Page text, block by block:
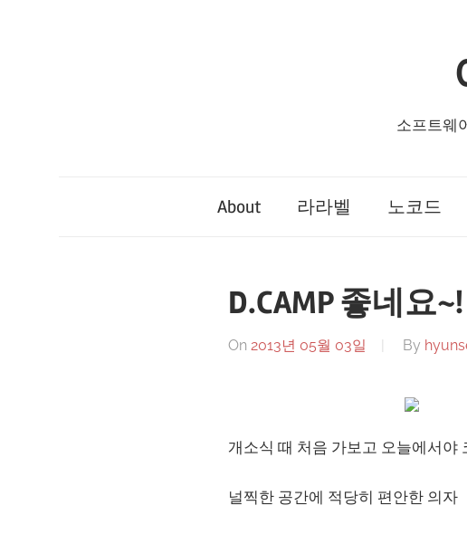
소프트웨
About 라라벨 노코드
D.CAMP 좋네요~!
On 2013년 05월 03일 By
개소식 때 처음 가보고 오늘에서야
널찍한 공간에 적당히 편안한 의자